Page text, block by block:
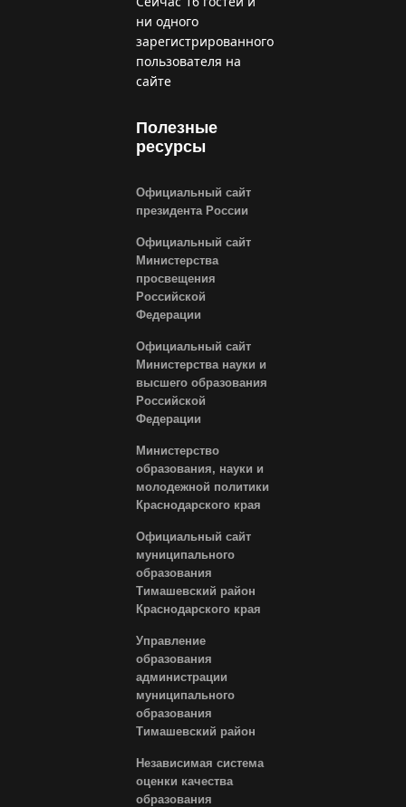
ни одного
зарегистрированного
пользователя на
сайте
Полезные
ресурсы
Официальный сайт
президента России
Официальный сайт
Министерства
просвещения
Российской
Федерации
Официальный сайт
Министерства науки и
высшего образования
Российской
Федерации
Министерство
образования, науки и
молодежной политики
Краснодарского края
Официальный сайт
муниципального
образования
Тимашевский район
Краснодарского края
Управление
образования
администрации
муниципального
образования
Тимашевский район
Независимая система
оценки качества
образования